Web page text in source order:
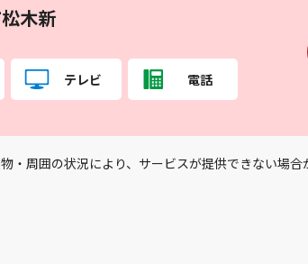
木新
テレビ 電話
・周囲の状況により、サービスが提供できない場合